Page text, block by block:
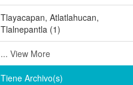
Tlayacapan, Atlatlahucan,
Tlalnepantla (1)
... View More
Tiene Archivo(s)